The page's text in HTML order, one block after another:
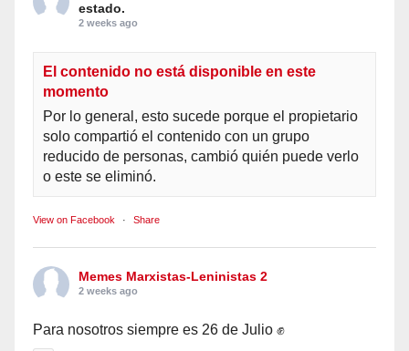
estado.
2 weeks ago
El contenido no está disponible en este
momento
Por lo general, esto sucede porque el propietario
solo compartió el contenido con un grupo
reducido de personas, cambió quién puede verlo
o este se eliminó.
View on Facebook · Share
Memes Marxistas-Leninistas 2
2 weeks ago
Para nosotros siempre es 26 de Julio ✊